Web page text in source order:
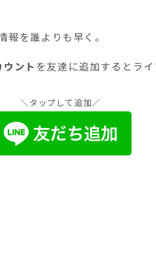
報を誰よりも早く。
ント を友達に追加するとラ
＼タップして追加／